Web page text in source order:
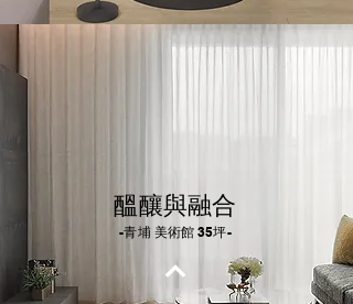
醞釀與融合
-青埔 美術館 35坪-